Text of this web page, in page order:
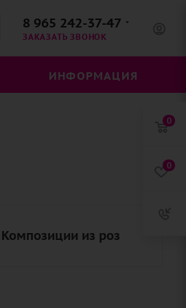
8 965 242-37-47
ЗАКАЗАТЬ ЗВОНОК
ИНФОРМАЦИЯ
Композиции из роз
0
0